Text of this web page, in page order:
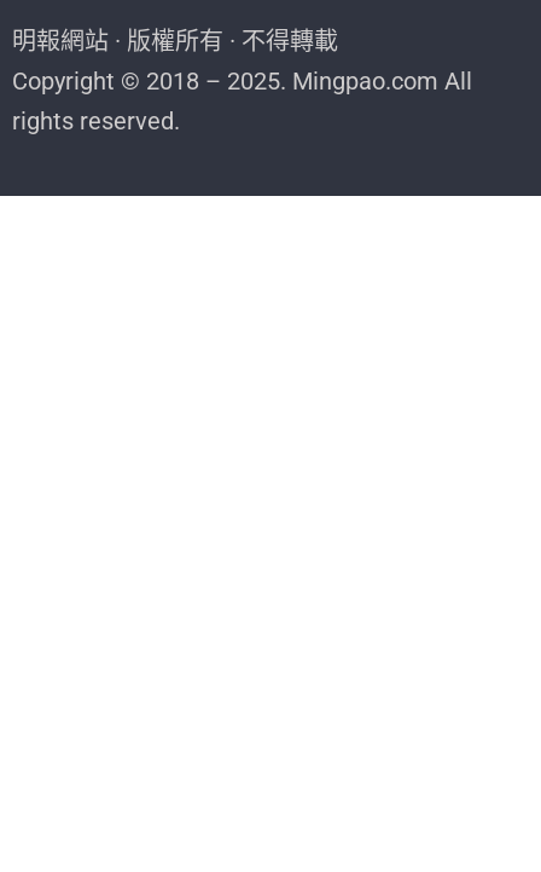
明報網站 · 版權所有 · 不得轉載
Copyright © 2018 – 2025. Mingpao.com All
rights reserved.